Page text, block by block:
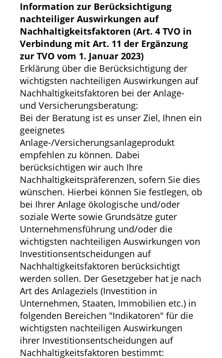
Information zur Berücksichtigung
nachteiliger Auswirkungen auf
Nachhaltigkeitsfaktoren (Art. 4 TVO in
Verbindung mit Art. 11 der Ergänzung
zur TVO vom 1. Januar 2023)
Erklärung über die Berücksichtigung der
wichtigsten nachteiligen Auswirkungen auf
Nachhaltigkeitsfaktoren bei der Anlage-
und Versicherungsberatung:
Bei der Beratung ist es unser Ziel, Ihnen ein
geeignetes
Anlage-/Versicherungsanlageprodukt
empfehlen zu können. Dabei
berücksichtigen wir auch Ihre
Nachhaltigkeitspräferenzen, sofern Sie dies
wünschen. Hierbei können Sie festlegen, ob
bei Ihrer Anlage ökologische und/oder
soziale Werte sowie Grundsätze guter
Unternehmensführung und/oder die
wichtigsten nachteiligen Auswirkungen von
Investitionsentscheidungen auf
Nachhaltigkeitsfaktoren berücksichtigt
werden sollen. Der Gesetzgeber hat je nach
Art des Anlageziels (Investition in
Unternehmen, Staaten, Immobilien etc.) in
folgenden Bereichen "Indikatoren" für die
wichtigsten nachteiligen Auswirkungen
ihrer Investitionsentscheidungen auf
Nachhaltigkeitsfaktoren bestimmt: